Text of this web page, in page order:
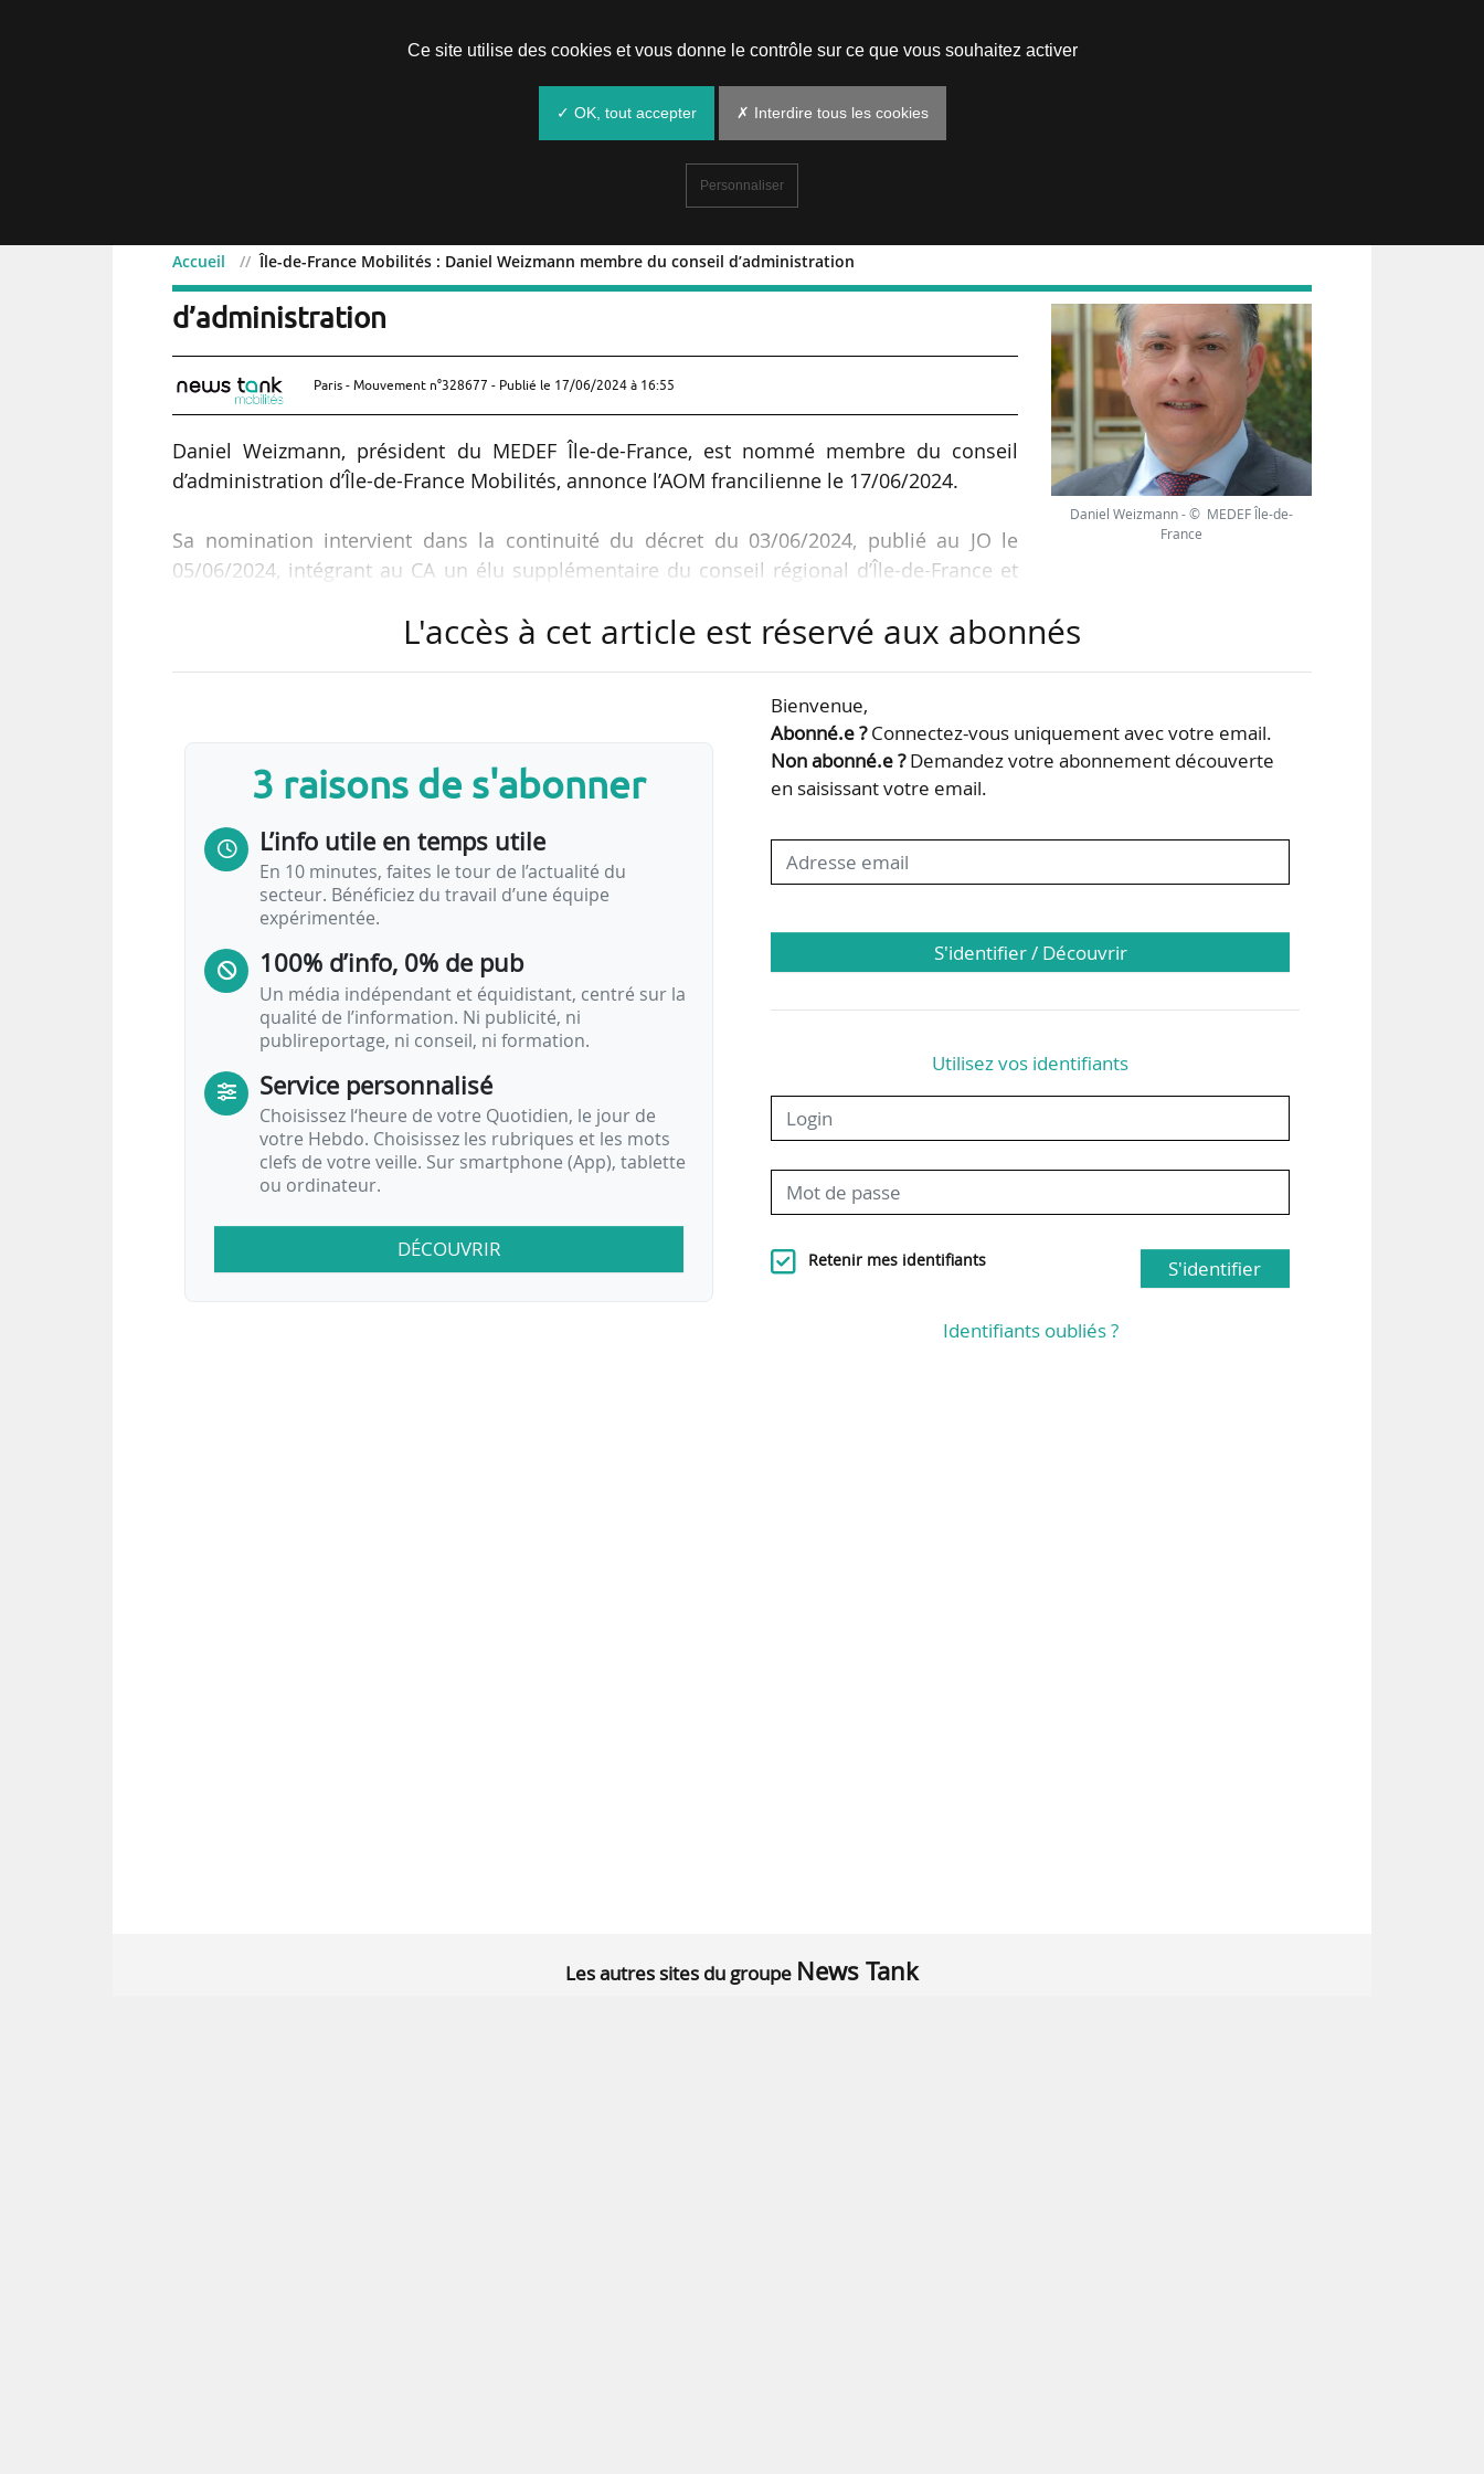
Accueil Île-de-France Mobilités : Daniel Weizmann membre du conseil d’administration
Île-de-France Mobilités : Daniel Weizmann membre du conseil
d’administration
Paris - Mouvement n°328677 - Publié le 17/06/2024 à 16:55
Daniel Weizmann, président du MEDEF Île-de-France, est nommé membre du conseil
d’administration d’Île-de-France Mobilités, annonce l’AOM francilienne le 17/06/2024.
Sa nomination intervient dans la continuité du décret du 03/06/2024, publié au JO le
05/06/2024, intégrant au CA un élu supplémentaire du conseil régional d’Île-de-France et
représentant des entreprises de plus de 11 salariés redevables du VM suite à l’accord
Paris Île-de-France, le deuxième représentant des entreprises au sein du CA d’Île-de-France
Daniel Weizmann - © MEDEF Île-de-
France
L'accès à cet article est réservé aux abonnés
3 raisons de s'abonner
L’info utile en temps utile
En 10 minutes, faites le tour de l’actualité du
secteur. Bénéficiez du travail d’une équipe
expérimentée.
100% d’info, 0% de pub
Un média indépendant et équidistant, centré sur la
qualité de l’information. Ni publicité, ni
publireportage, ni conseil, ni formation.
Service personnalisé
Choisissez l‘heure de votre Quotidien, le jour de
votre Hebdo. Choisissez les rubriques et les mots
clefs de votre veille. Sur smartphone (App), tablette
ou ordinateur.
DÉCOUVRIR
Bienvenue,
Abonné.e ?Connectez-vous uniquement avec votre email.
Non abonné.e ?Demandez votre abonnement découverte
en saisissant votre email.
S'identifier / Découvrir
Utilisez vos identifiants
Retenir mes identifiants S'identifier
Identifiants oubliés ?
Les autres sites du groupe News Tank
Ce site utilise des cookies et vous donne le contrôle sur ce que vous souhaitez activer
✓ OK, tout accepter ✗ Interdire tous les cookies
Personnaliser